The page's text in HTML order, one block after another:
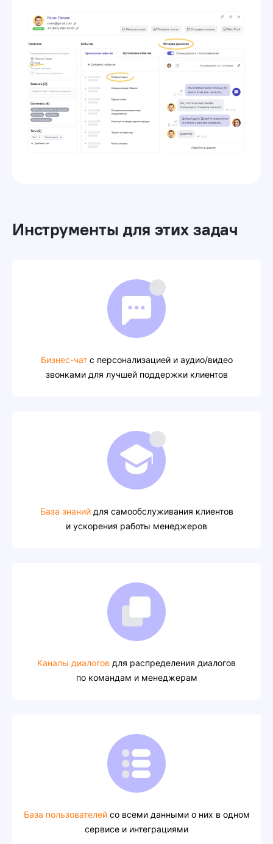
Инструменты для этих задач
Бизнес-чатс персонализацией и аудио/видео
звонками для лучшей поддержки клиентов
База знанийдля самообслуживания клиентов
и ускорения работы менеджеров
Каналы диалогов для распределения диалогов
по командам и менеджерам
База пользователейсо всеми данными о них в одном
сервисе и интеграциями